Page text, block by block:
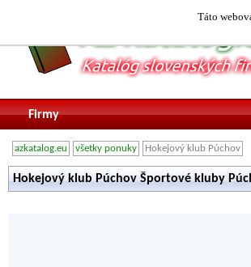
Táto
Firmy
azkatalog.eu všetky ponuky Hokejový klub Púchov
Hokejový klub Púchov Športové kluby